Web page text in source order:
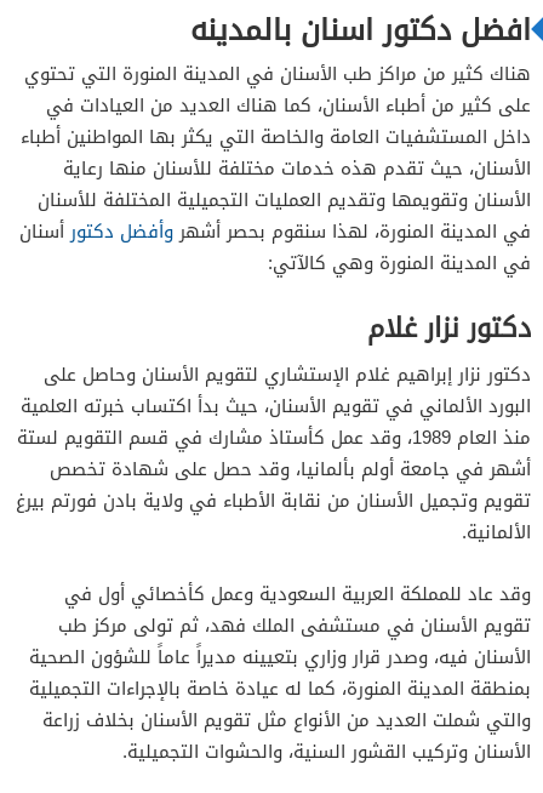
افضل دكتور اسنان بالمدينه
هناك كثير من مراكز طب الأسنان في المدينة المنورة التي تحتوي
على كثير من أطباء الأسنان، كما هناك العديد من العيادات في
داخل المستشفيات العامة والخاصة التي يكثر بها المواطنين أطباء
الأسنان، حيث تقدم هذه خدمات مختلفة للأسنان منها رعاية
الأسنان وتقويمها وتقديم العمليات التجميلية المختلفة للأسنان
في المدينة المنورة، لهذا سنقوم بحصر أشهروأفضل دكتورأسنان
في المدينة المنورة وهي كالآتي:
دكتور نزار غلام
دكتور نزار إبراهيم غلام الإستشاري لتقويم الأسنان وحاصل على
البورد الألماني في تقويم الأسنان، حيث بدأ اكتساب خبرته العلمية
منذ العام 1989، وقد عمل كأستاذ مشارك في قسم التقويم لستة
أشهر في جامعة أولم بألمانيا، وقد حصل على شهادة تخصص
تقويم وتجميل الأسنان من نقابة الأطباء في ولاية بادن فورتم بيرغ
الألمانية.
وقد عاد للمملكة العربية السعودية وعمل كأخصائي أول في
تقويم الأسنان في مستشفى الملك فهد، ثم تولى مركز طب
الأسنان فيه، وصدر قرار وزاري بتعيينه مديراً عاماً للشؤون الصحية
بمنطقة المدينة المنورة، كما له عيادة خاصة بالإجراءات التجميلية
والتي شملت العديد من الأنواع مثل تقويم الأسنان بخلاف زراعة
الأسنان وتركيب القشور السنية، والحشوات التجميلية.